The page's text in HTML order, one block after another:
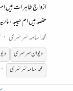
ازواجِ طاہرات ہیں
حفصہ ہیں ام حبیبہ ،
محمد اسامہ سَرسَری
دیوانسرسری
محمد اسامہ سَرسَری